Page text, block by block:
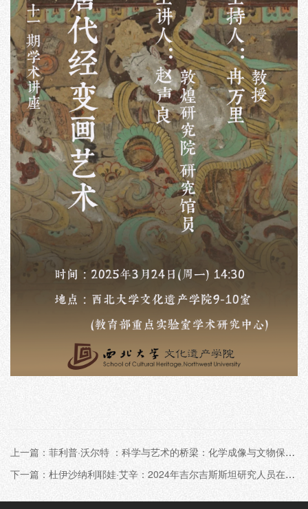
上一篇：菲利普·沃尔特 ：科学与艺术的桥梁：化学成像与文物保护丨“侯外庐学术讲座”第420讲暨“博望论坛”第243期
下一篇：杜伊沙纳利耶娃·艾辛：2024年吉尔吉斯斯坦研究人员在国家项目"古代历史之谜"框架内研究和保存历史和文化遗产的工作概况